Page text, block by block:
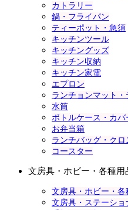
カトラリー
鍋・フライパン
ティーポット・急須
キッチンツール
キッチングッズ
キッチン収納
キッチン家電
エプロン
ランチョンマット
水筒
ボトルケース・カバ
お弁当箱
ランチバッグ・クロ
コースター
文房具・ホビー・各種用
文房具・ホビー・
文房具・ステーショ